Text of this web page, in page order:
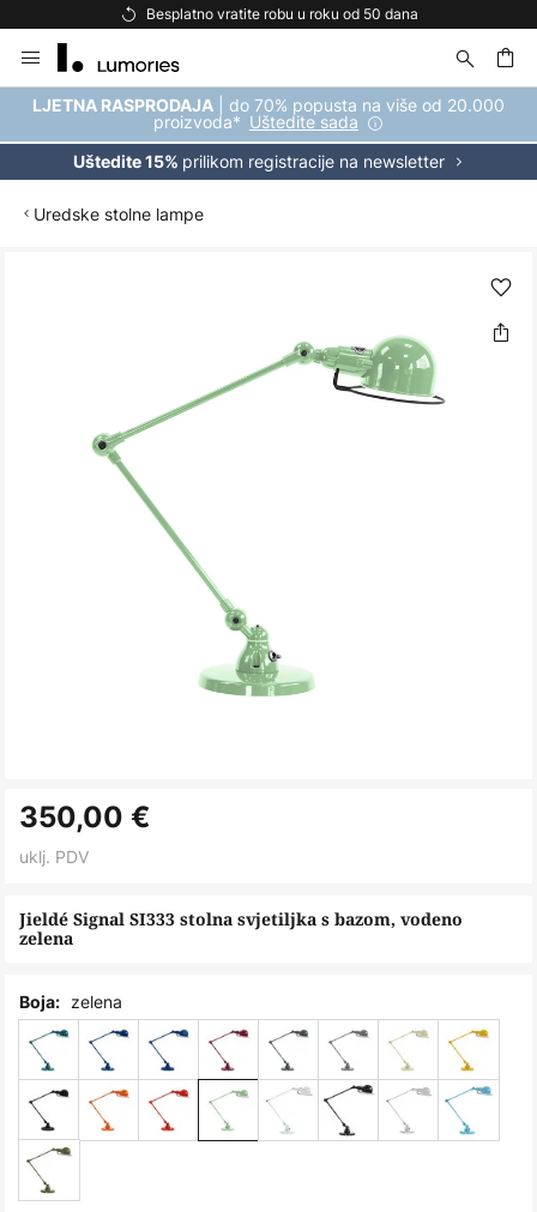
Besplatno vratite robu u roku od 50 dana
to
Content
LJETNA RASPRODAJA | do 70% popusta na više od 20.000
proizvoda* Uštedite sada
Uštedite 15% prilikom registracije na newsletter
Uredske stolne lampe
to
the
of
the
gallery
Jieldé Signal SI333 stolna svjetiljka s bazom, vodeno
zelena
350,00 €
uklj. PDV
Boja: zelena